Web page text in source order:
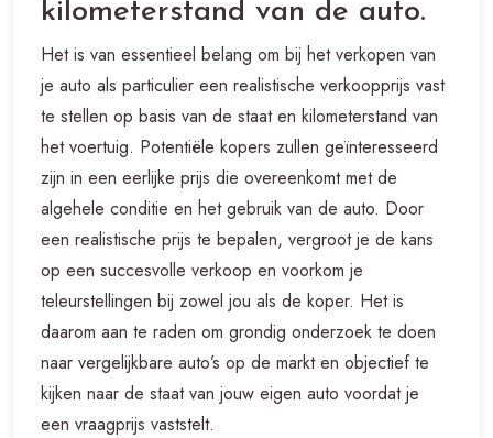
kilometerstand van de auto.
Het is van essentieel belang om bij het verkopen van
je auto als particulier een realistische verkoopprijs vast
te stellen op basis van de staat en kilometerstand van
het voertuig. Potentiële kopers zullen geïnteresseerd
zijn in een eerlijke prijs die overeenkomt met de
algehele conditie en het gebruik van de auto. Door
een realistische prijs te bepalen, vergroot je de kans
op een succesvolle verkoop en voorkom je
teleurstellingen bij zowel jou als de koper. Het is
daarom aan te raden om grondig onderzoek te doen
naar vergelijkbare auto’s op de markt en objectief te
kijken naar de staat van jouw eigen auto voordat je
een vraagprijs vaststelt.